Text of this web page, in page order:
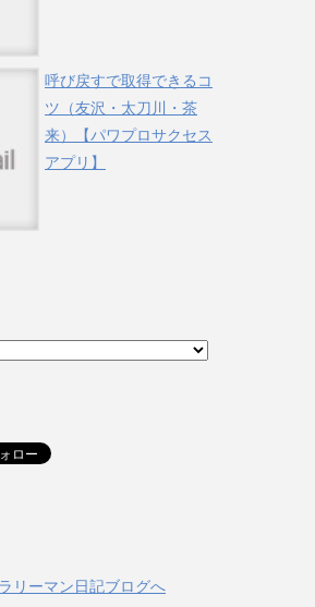
呼び戻すで取得できるコ
ツ（友沢・太刀川・茶
来）【パワプロサクセス
アプリ】